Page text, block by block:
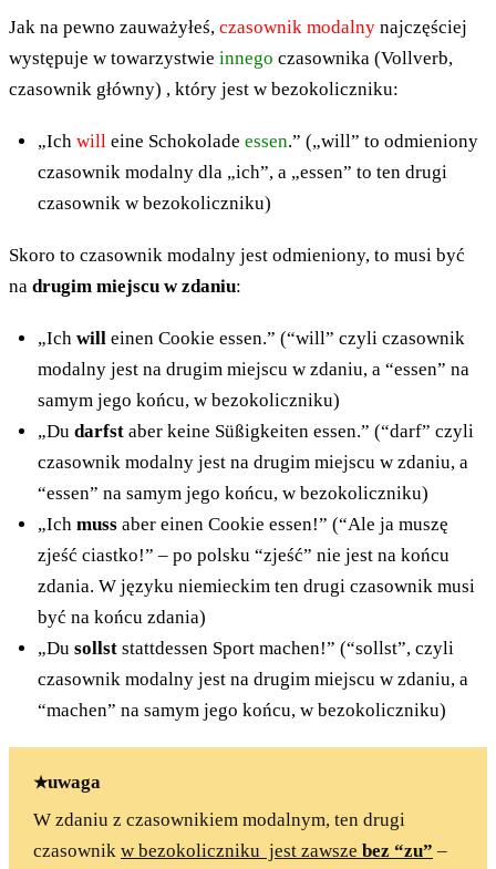
Jak na pewno zauważyłeś, czasownik modalny najczęściej
występuje w towarzystwie innego czasownika (Vollverb,
czasownik główny) , który jest w bezokoliczniku:
„Ich will eine Schokolade essen.” („will” to odmieniony
czasownik modalny dla „ich”, a „essen” to ten drugi
czasownik w bezokoliczniku)
Skoro to czasownik modalny jest odmieniony, to musi być
na drugim miejscu w zdaniu:
„Ich will einen Cookie essen.” (“will” czyli czasownik
modalny jest na drugim miejscu w zdaniu, a “essen” na
samym jego końcu, w bezokoliczniku)
„Du darfst aber keine Süßigkeiten essen.” (“darf” czyli
czasownik modalny jest na drugim miejscu w zdaniu, a
“essen” na samym jego końcu, w bezokoliczniku)
„Ich muss aber einen Cookie essen!” (“Ale ja muszę
zjeść ciastko!” – po polsku “zjeść” nie jest na końcu
zdania. W języku niemieckim ten drugi czasownik musi
być na końcu zdania)
„Du sollst stattdessen Sport machen!” (“sollst”, czyli
czasownik modalny jest na drugim miejscu w zdaniu, a
“machen” na samym jego końcu, w bezokoliczniku)
uwaga
W zdaniu z czasownikiem modalnym, ten drugi
czasownik w bezokoliczniku jest zawsze bez “zu” –